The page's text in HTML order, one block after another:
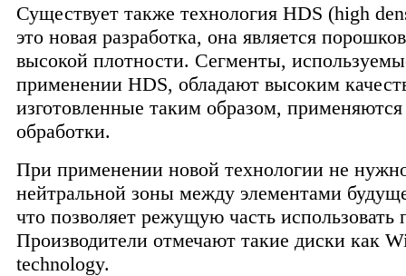
Существует также технология HDS (high
это новая разработка, она является
высокой плотности. Сегменты,
применении HDS, обладают высоким
изготовленные таким образом,
обработки.
При применении новой технологии не
нейтральной зоны между элементами
что позволяет режущую часть использовать
Производители отмечают такие диски как
technology.